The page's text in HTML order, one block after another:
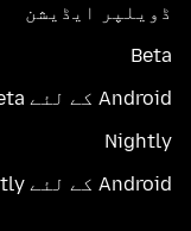
ڈویلپر ایڈیشن
Beta
Android کے لئے Beta
Nightly
Android کے لئے Nightly